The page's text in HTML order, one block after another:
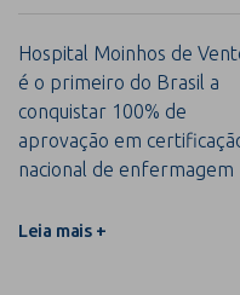
Hospital Moinhos de
é o primeiro do Brasil a
conquistar 100% de
aprovação em
nacional de enfermagem
Leia mais +